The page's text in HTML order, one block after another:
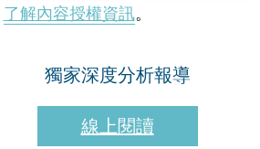
了解內容授權資訊。
獨家深度分析報導
線上閱讀